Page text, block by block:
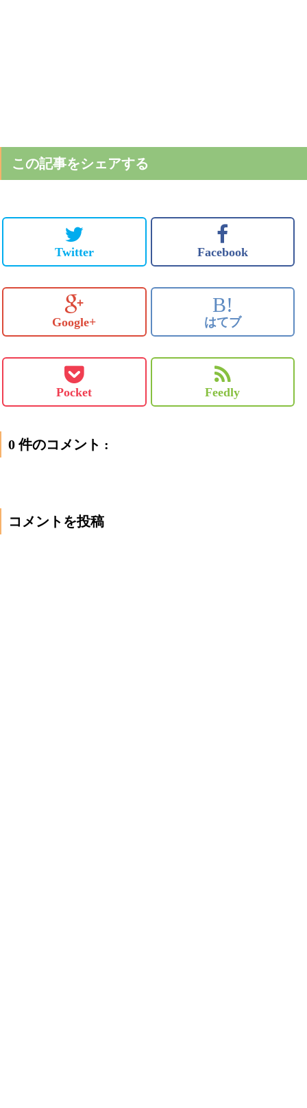
この記事をシェアする
Twitter Facebook
Google+
B!
はてブ
Pocket Feedly
0 件のコメント :
コメントを投稿